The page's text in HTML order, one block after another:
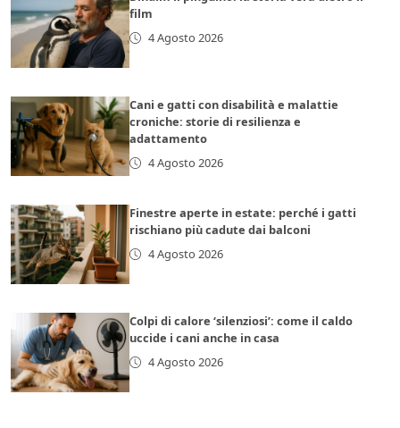
film
4 Agosto 2026
Cani e gatti con disabilità e malattie
croniche: storie di resilienza e
adattamento
4 Agosto 2026
Finestre aperte in estate: perché i gatti
rischiano più cadute dai balconi
4 Agosto 2026
Colpi di calore ‘silenziosi’: come il caldo
uccide i cani anche in casa
4 Agosto 2026